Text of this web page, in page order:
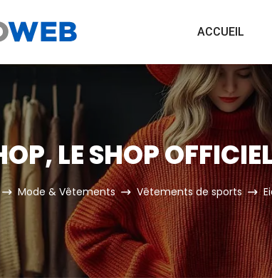
ACCUEIL
LE SHOP
Mode & Vêtements Vêtements de sports